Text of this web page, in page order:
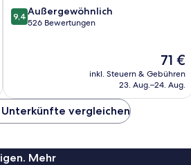
9.4
von
9,4 Außergewöhnlich
526 Bewertungen
Der
Preis
beträgt
71 €
inkl. Steuern & Gebühren
23. Aug.–24. Aug.
Unterkünfte vergleichen
Mehr